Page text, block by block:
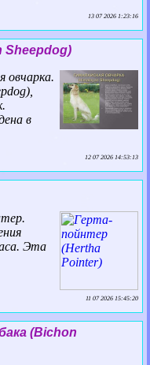
13 07 2026 1:23:16
Sheepdog)
овчарка.
в
12 07 2026 14:53:13
Эта
11 07 2026 15:45:20
(Bichon